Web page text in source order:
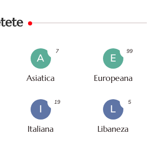
A
Asiatica
7
E
Europeana
99
I
Italiana
19
L
Libaneza
5